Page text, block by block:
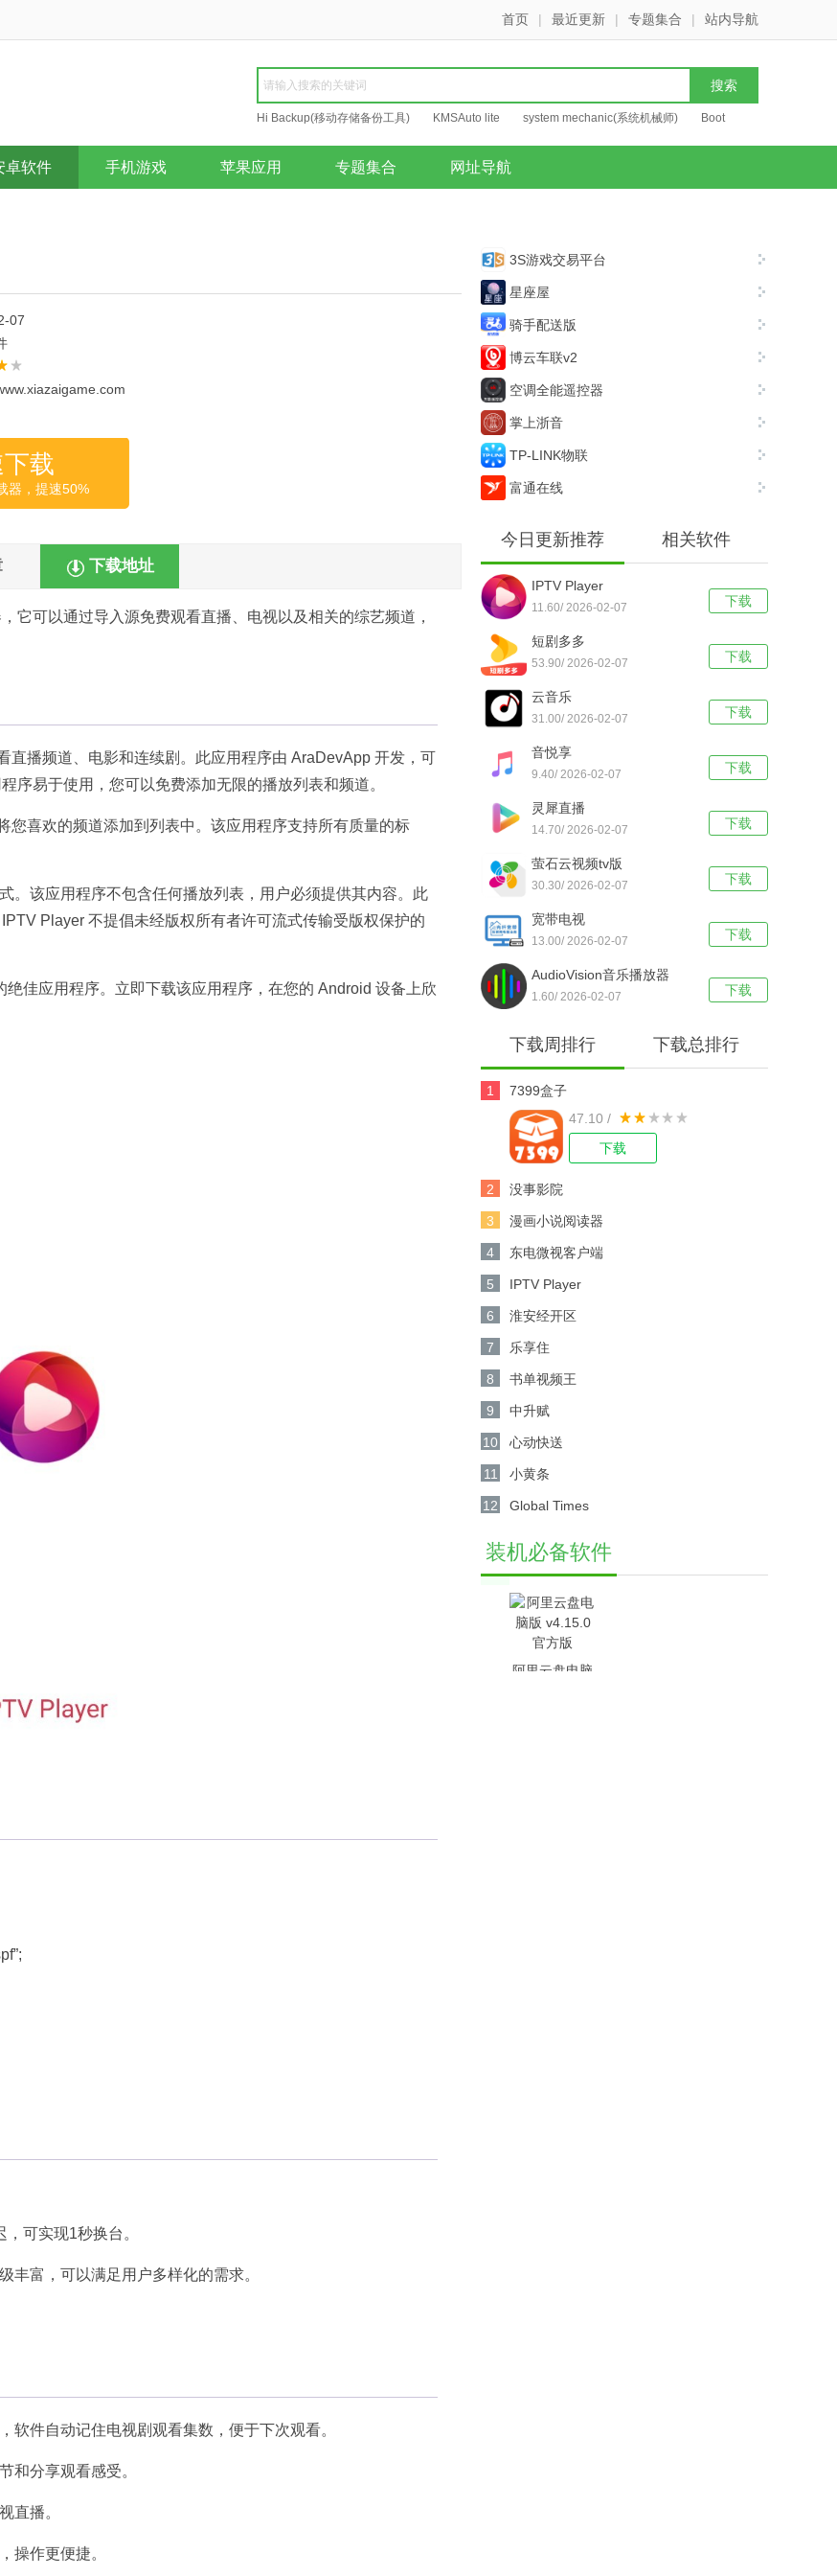
首页 | 最近更新 | 专题集合 | 站内导航
Hi Backup(移动存储备份工具) KMSAuto lite system mechanic(系统机械师) Boot
Repair
卓软件 手机游戏 苹果应用 专题集合 网址导航
07
载
器，提速50%
下载地址
它可以通过导入源免费观看直播、电视以及相关的综艺频道，
直播频道、电影和连续剧。此应用程序由 AraDevApp 开发，可
序易于使用，您可以免费添加无限的播放列表和频道。
您喜欢的频道添加到列表中。该应用程序支持所有质量的标
。该应用程序不包含任何播放列表，用户必须提供其内容。此
Player 不提倡未经版权所有者许可流式传输受版权保护的
佳应用程序。立即下载该应用程序，在您的 Android 设备上欣
可实现1秒换台。
丰富，可以满足用户多样化的需求。
软件自动记住电视剧观看集数，便于下次观看。
和分享观看感受。
直播。
操作更便捷。
3S游戏交易平台
星座屋
骑手配送版
博云车联v2
空调全能遥控器
掌上浙音
TP-LINK物联
富通在线
今日更新推荐 相关软件
下载
IPTV Player
11.60/ 2026-02-07
下载
短剧多多
53.90/ 2026-02-07
下载
云音乐
31.00/ 2026-02-07
下载
音悦享
9.40/ 2026-02-07
下载
灵犀直播
14.70/ 2026-02-07
下载
萤石云视频tv版
30.30/ 2026-02-07
下载
宽带电视
13.00/ 2026-02-07
下载
AudioVision音乐播放器
1.60/ 2026-02-07
下载周排行 下载总排行
1
7399盒子
47.10 /
下载
2 没事影院
3 漫画小说阅读器
4 东电微视客户端
5 IPTV Player
6 淮安经开区
7 乐享住
8 书单视频王
9 中升赋
10 心动快送
11 小黄条
12 Global Times
装机必备软件
阿里云盘电脑